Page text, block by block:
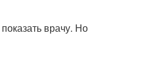
врачу. Но